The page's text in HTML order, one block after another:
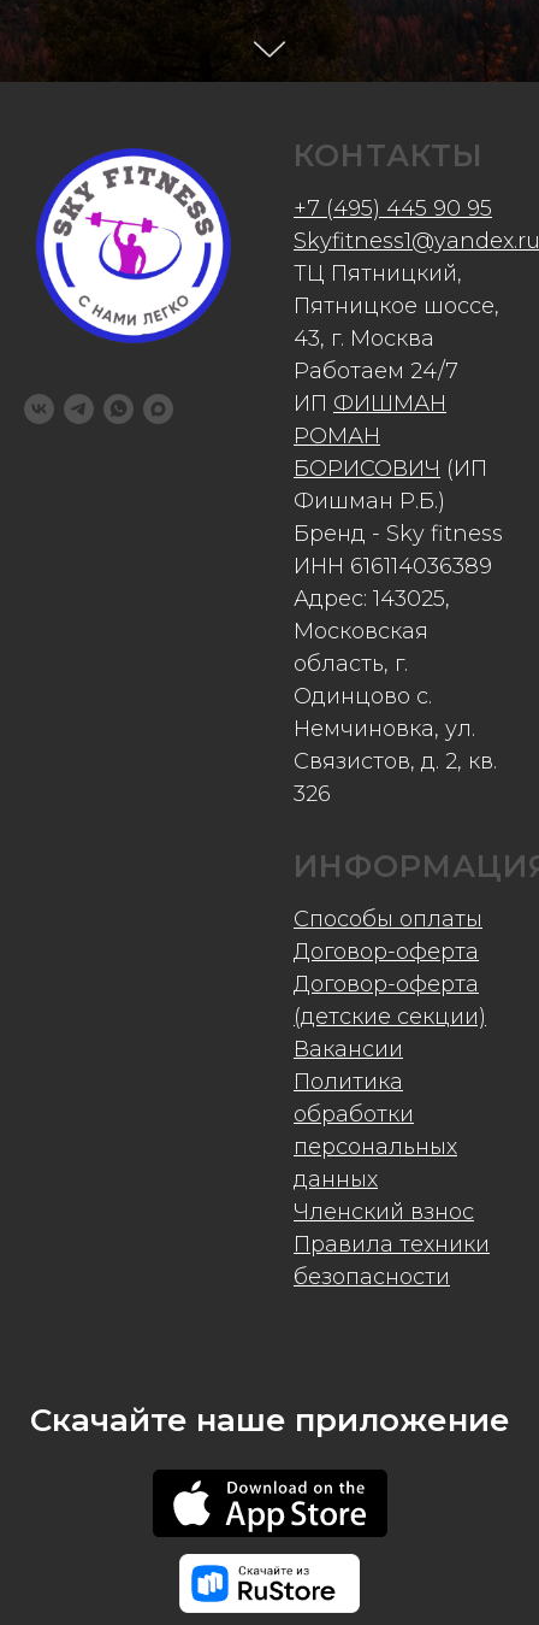
КОНТАКТЫ
+7 (495) 445 90 95
Skyfitness1@yandex.ru
ТЦ Пятницкий,
Пятницкое шоссе,
43, г. Москва
Работаем 24/7
ИП ФИШМАН
РОМАН
БОРИСОВИЧ (ИП
Фишман Р.Б.)
Бренд - Sky fitness
ИНН 616114036389
Адрес: 143025,
Московская
область, г.
Одинцово с.
Немчиновка, ул.
Связистов, д. 2, кв.
326
Способы оплаты
Договор-оферта
Договор-оферта
(детские секции)
Вакансии
Политика
обработки
персональных
данных
Членский взнос
Правила техники
безопасности
Скачайте наше приложение